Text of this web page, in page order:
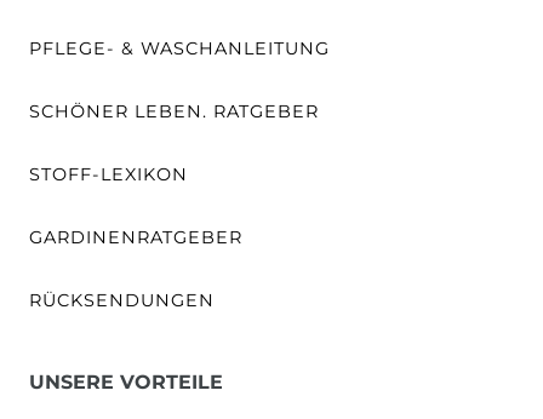
PFLEGE- & WASCHANLEITUNG
SCHÖNER LEBEN. RATGEBER
STOFF-LEXIKON
GARDINENRATGEBER
RÜCKSENDUNGEN
UNSERE VORTEILE